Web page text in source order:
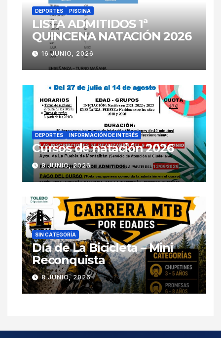
DEPORTES PISCINA
LISTA ADMITIDOS 1ª
QUINCENA NATACIÓN 2026
16 JUNIO, 2026
DEPORTES INFORMACIÓN DE INTERÉS
Cursos de natación 2026
8 JUNIO, 2026
SIN CATEGORÍA
Día de La Bicicleta – Mini
Reconquista
8 JUNIO, 2026